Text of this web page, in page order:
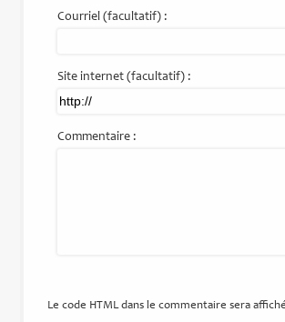
Courriel (facultatif) :
Site internet (facultatif) :
Commentaire :
Le code HTML dans le commentaire sera